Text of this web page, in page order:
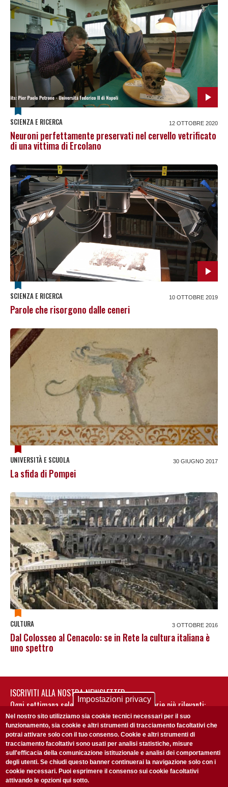
SCIENZA E RICERCA 12 OTTOBRE 2020
Neuroni perfettamente preservati nel cervello vetrificato
di una vittima di Ercolano
SCIENZA E RICERCA 10 OTTOBRE 2019
Parole che risorgono dalle ceneri
UNIVERSITÀ E SCUOLA 30 GIUGNO 2017
La sfida di Pompei
CULTURA 3 OTTOBRE 2016
Dal Colosseo al Cenacolo: se in Rete la cultura italiana è
uno spettro
ISCRIVITI ALLA NOSTRA NEWSLETTER
Ogni settimana selezioniamo per te nostre storie più rilevanti:
non perderti gli aggiornamenti della nostra newsletter
Privacy Policy
Impostazioni privacy
Nel nostro sito utilizziamo sia cookie tecnici necessari per il suo
funzionamento, sia cookie e altri strumenti di tracciamento facoltativi che
potrai attivare solo con il tuo consenso. Cookie e altri strumenti di
tracciamento facoltativi sono usati per analisi statistiche, misure
sull'efficacia della comunicazione istituzionale e analisi dei comportamenti
degli utenti. Se chiudi questo banner continuerai la navigazione solo con i
cookie necessari. Puoi esprimere il consenso sui cookie facoltativi
attivando le opzioni qui sotto.